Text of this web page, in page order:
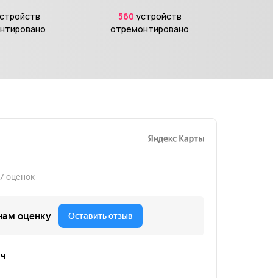
560 устройств
отремонтировано